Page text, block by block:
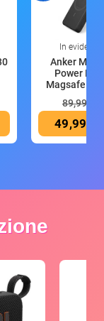
In evidenza
Anker
Power
Magsafe
89,99 €
49,99 €